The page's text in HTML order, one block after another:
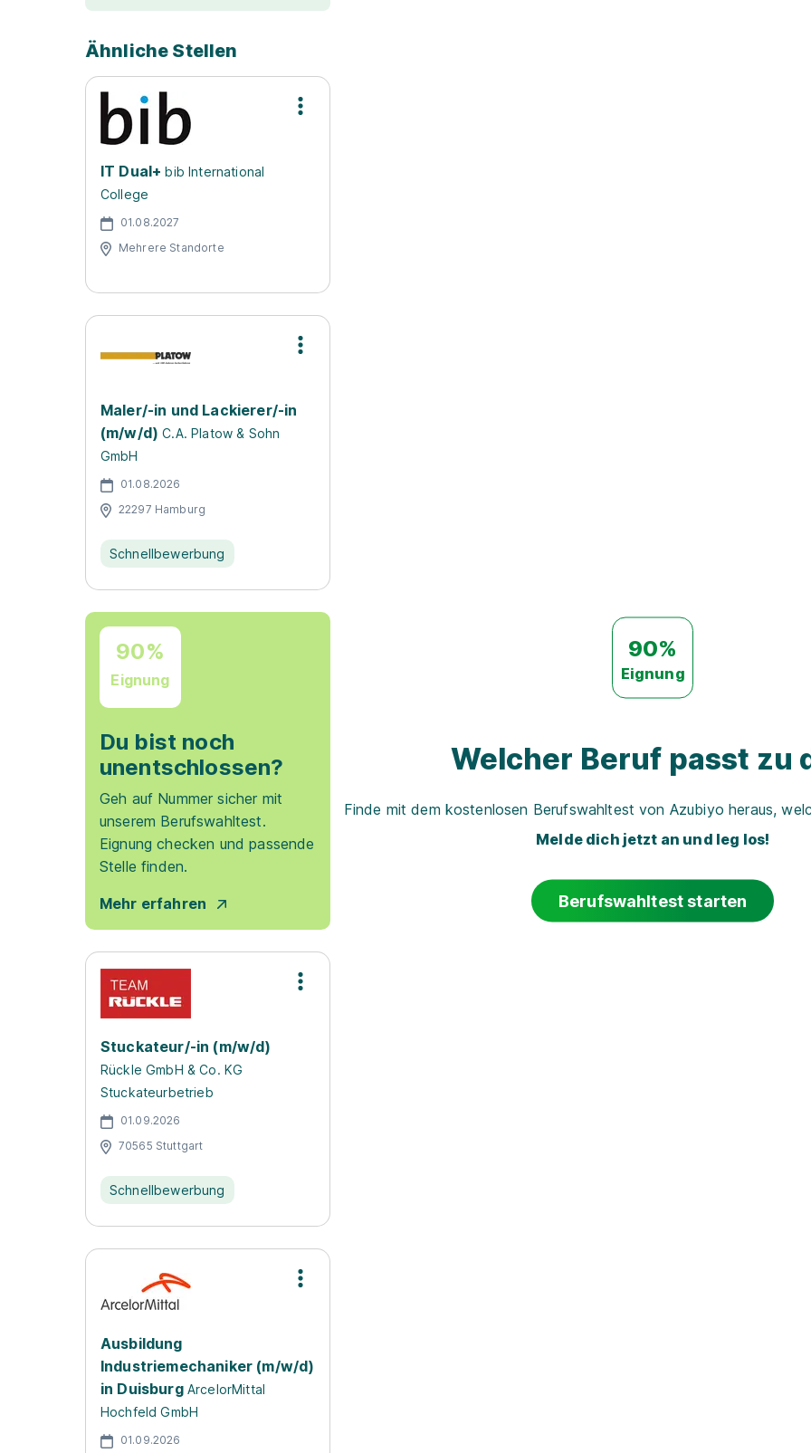
Ähnliche Stellen
IT Dual+ bib International
College
01.08.2027
Mehrere Standorte
Maler/-in und Lackierer/-in
(m/w/d) C.A. Platow & Sohn
GmbH
01.08.2026
22297 Hamburg
Schnellbewerbung
90%
Eignung
Du bist noch
unentschlossen?
Geh auf Nummer sicher mit
unserem Berufswahltest.
Eignung checken und passende
Stelle finden.
Mehr erfahren
Stuckateur/-in (m/w/d)
Rückle GmbH & Co. KG
Stuckateurbetrieb
01.09.2026
70565 Stuttgart
Schnellbewerbung
Ausbildung
Industriemechaniker (m/w/d)
in Duisburg ArcelorMittal
Hochfeld GmbH
01.09.2026
90%
Eignung
Welcher Beruf passt zu
Finde mit dem kostenlosen Berufswahltest von Azubiyo heraus,
Melde dich jetzt an und leg los!
Berufswahltest starten